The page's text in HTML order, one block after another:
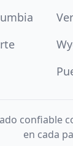
confiable
en cada